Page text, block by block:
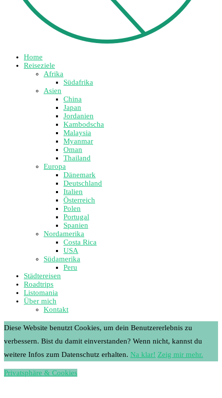
Home
Reiseziele
Afrika
Südafrika
Asien
China
Japan
Jordanien
Kambodscha
Malaysia
Myanmar
Oman
Thailand
Europa
Dänemark
Deutschland
Italien
Österreich
Polen
Portugal
Spanien
Nordamerika
Costa Rica
USA
Südamerika
Peru
Städtereisen
Roadtrips
Listomania
Über mich
Kontakt
Diese Website benutzt Cookies, um dein Benutzererlebnis zu
verbessern. Bist du damit einverstanden? Wenn nicht, kannst du
weitere Infos zum Datenschutz erhalten. Na klar! Zeig mir mehr.
Privatsphäre & Cookies